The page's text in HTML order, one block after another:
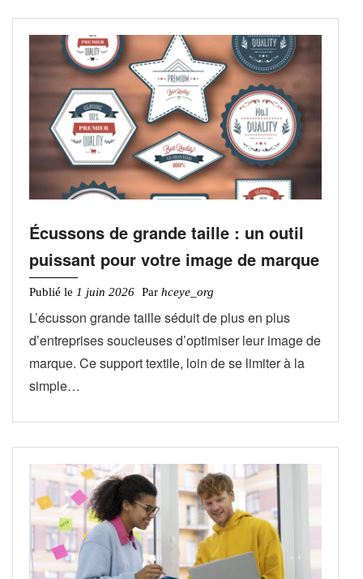
Écussons de grande taille : un outil
puissant pour votre image de marque
Publié le 1 juin 2026 Par hceye_org
L’écusson grande taille séduit de plus en plus
d’entreprises soucieuses d’optimiser leur image de
marque. Ce support textile, loin de se limiter à la
simple…